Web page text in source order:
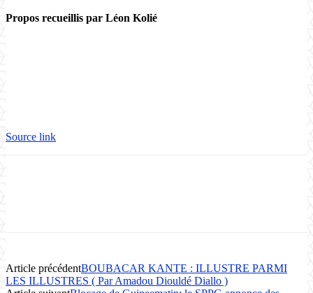
Propos recueillis par Léon Kolié
Source link
Article précédentBOUBACAR KANTE : ILLUSTRE PARMI
LES ILLUSTRES ( Par Amadou Diouldé Diallo )